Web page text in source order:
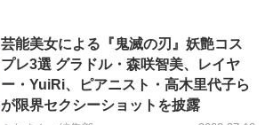
芸能美女による『鬼滅の刃』妖艶コス
プレ3選 グラドル・森咲智美、レイヤ
ー・YuiRi、ピアニスト・高木里代子ら
が限界セクシーショットを披露